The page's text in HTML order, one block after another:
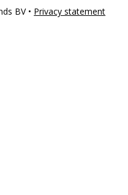
BV • Privacy statement